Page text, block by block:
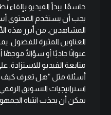
حاسمًا. يبدأ الفيديو
يجب أن يستخدم المحتوى
المشاهدين. من أبرز هذه
العناوين المثيرة للفضول.
عنوانًا جاذبًا أو سؤالًا
متابعة الفيديو للاستزادة.
أسئلة مثل “هل تعرف
استراتيجيات التسويق
يمكن أن يجذب انتباه